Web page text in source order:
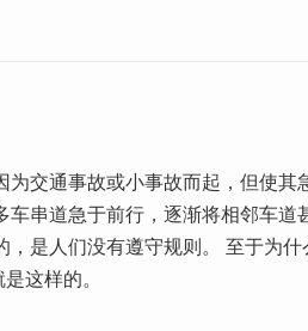
交通事故或小事故而起，但使其
串道急于前行，逐渐将相邻车道
是人们没有遵守规则。 至于为
这样的。